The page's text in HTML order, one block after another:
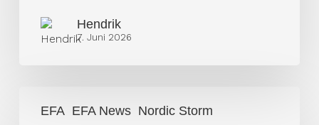
Hendrik
7. Juni 2026
EFA EFA News Nordic Storm
Überraschungen